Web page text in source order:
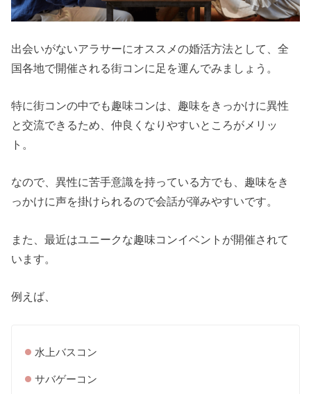
出会いがないアラサーにオススメの婚活方法として、全
国各地で開催される街コンに足を運んでみましょう。
特に街コンの中でも趣味コンは、趣味をきっかけに異性
と交流できるため、仲良くなりやすいところがメリッ
ト。
なので、異性に苦手意識を持っている方でも、趣味をき
っかけに声を掛けられるので会話が弾みやすいです。
また、最近はユニークな趣味コンイベントが開催されて
います。
例えば、
水上バスコン
サバゲーコン